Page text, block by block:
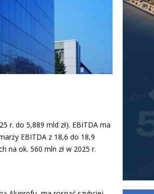
r. do 5,889 mld zł). EBITDA ma
EBITDA z 18,6 do 18,9
na ok. 560 mln zł w 2025 r.